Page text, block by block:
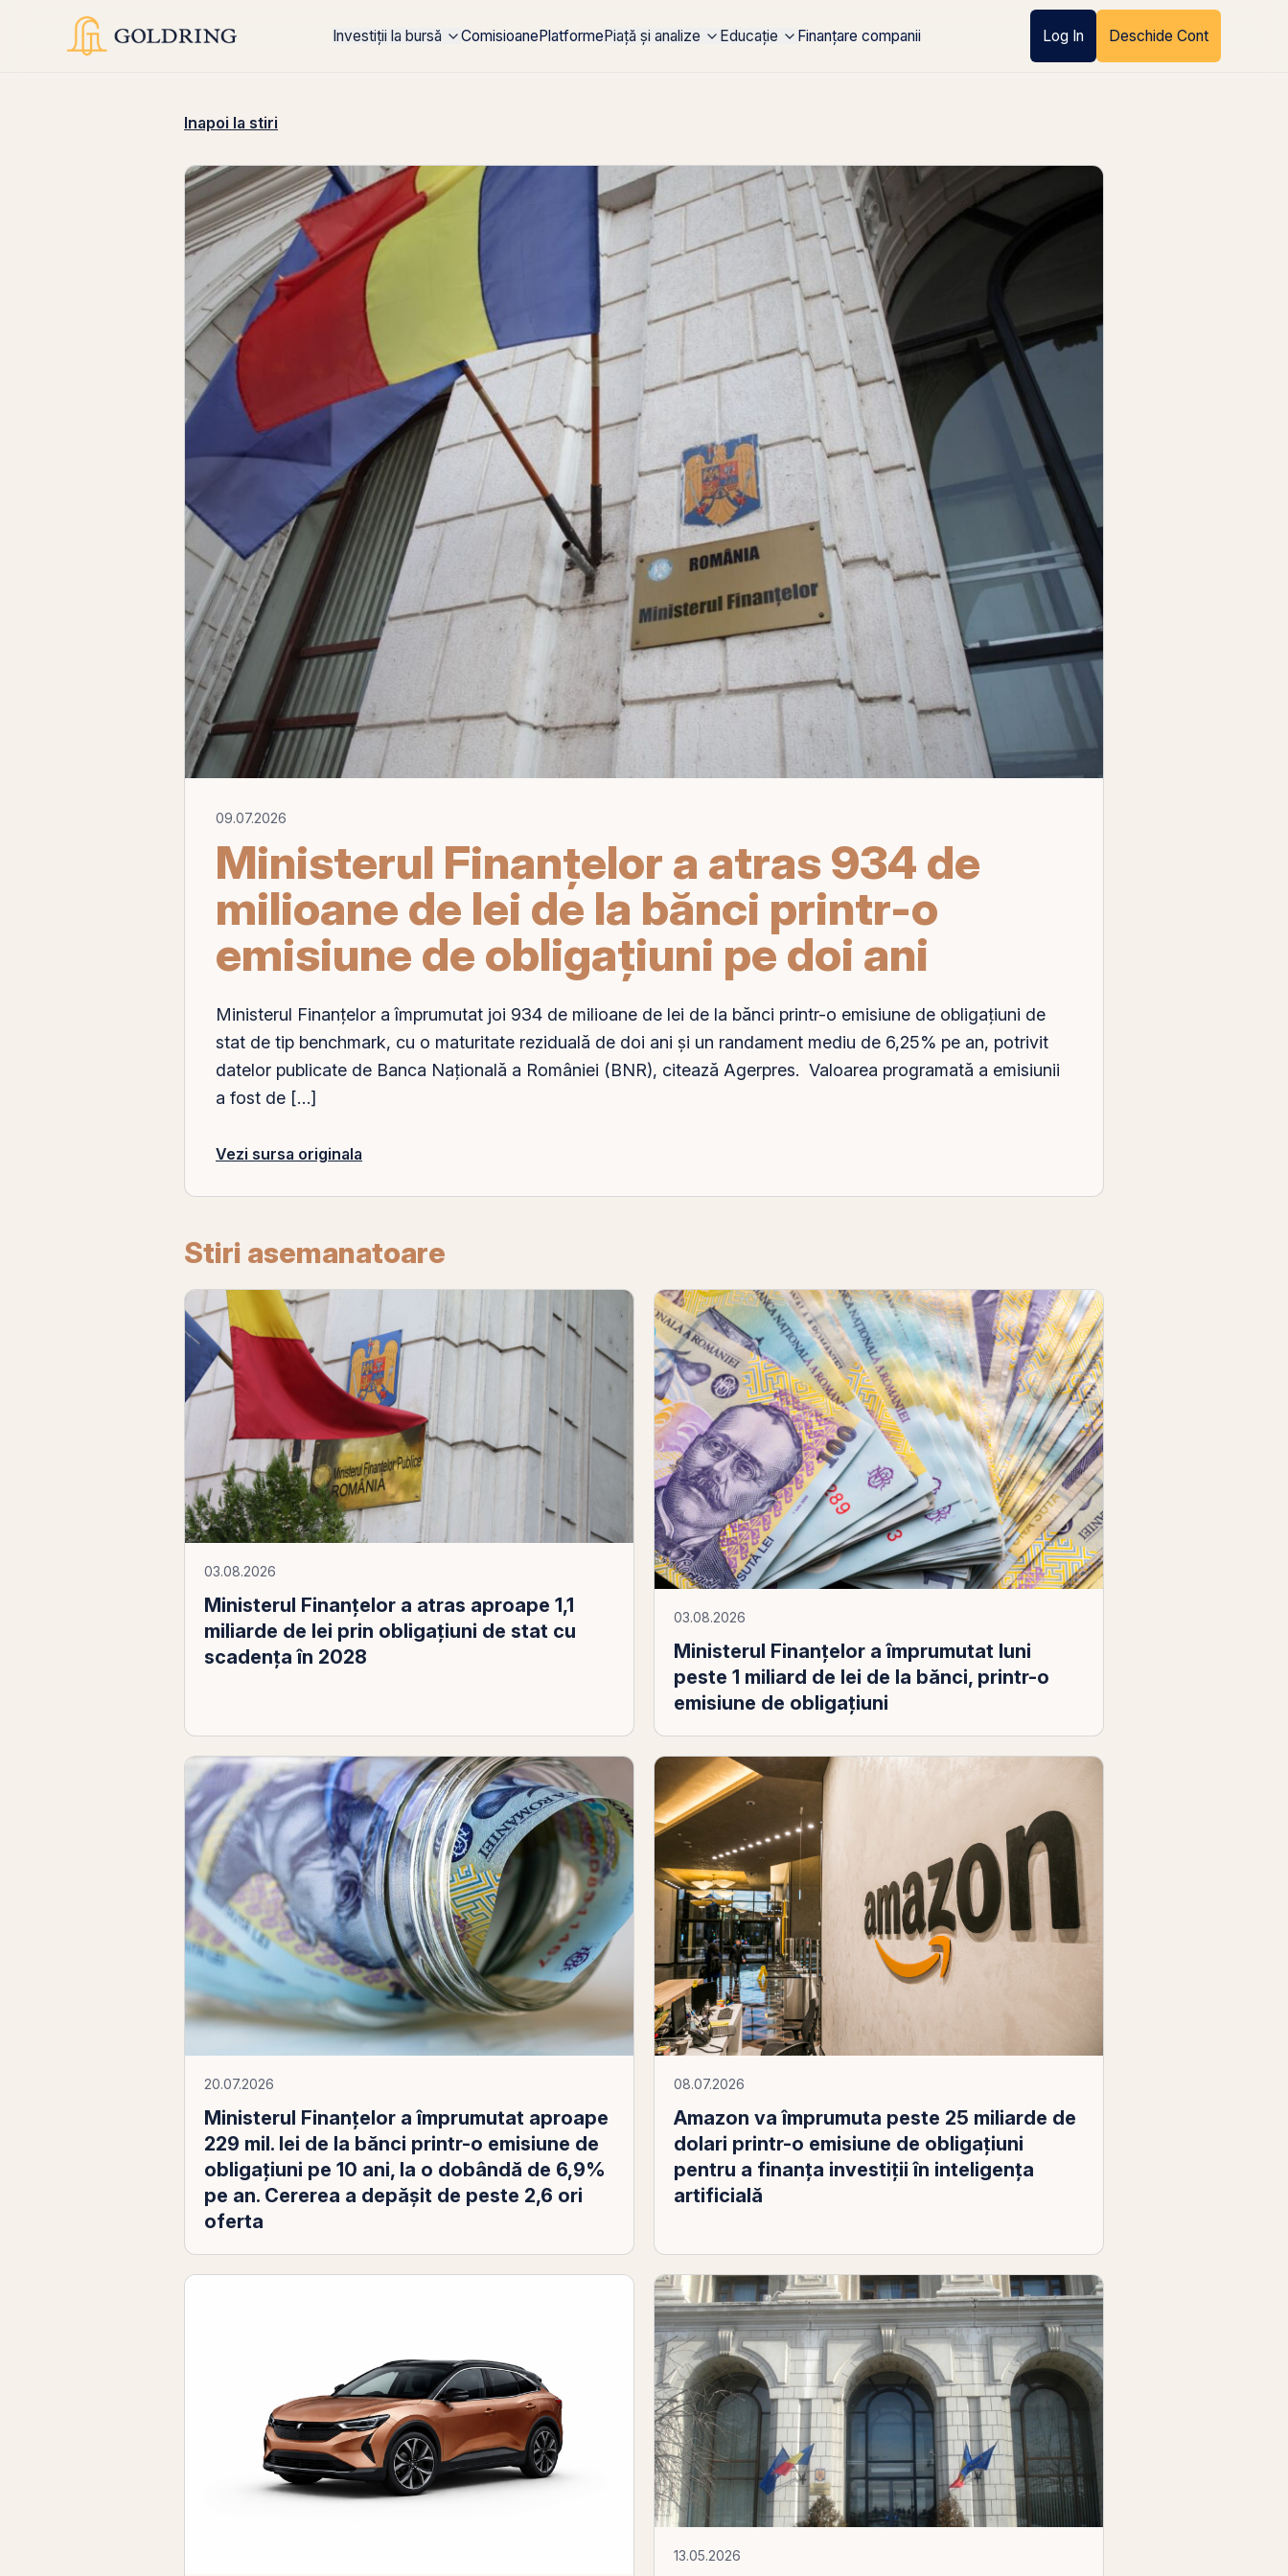
Investiții la bursă ComisioanePlatformePiață și analize Educație Finanțare companii Log In Deschide Cont
Inapoi la stiri
09.07.2026
Ministerul Finanțelor a atras 934 de
milioane de lei de la bănci printr-o
emisiune de obligațiuni pe doi ani
Ministerul Finanțelor a împrumutat joi 934 de milioane de lei de la bănci printr-o emisiune de obligațiuni de
stat de tip benchmark, cu o maturitate reziduală de doi ani și un randament mediu de 6,25% pe an, potrivit
datelor publicate de Banca Națională a României (BNR), citează Agerpres. Valoarea programată a emisiunii
a fost de […]
Vezi sursa originala
Stiri asemanatoare
03.08.2026
Ministerul Finanțelor a atras aproape 1,1
miliarde de lei prin obligațiuni de stat cu
scadența în 2028
03.08.2026
Ministerul Finanţelor a împrumutat luni
peste 1 miliard de lei de la bănci, printr-o
emisiune de obligaţiuni
20.07.2026
Ministerul Finanţelor a împrumutat aproape
229 mil. lei de la bănci printr-o emisiune de
obligaţiuni pe 10 ani, la o dobândă de 6,9%
pe an. Cererea a depăşit de peste 2,6 ori
oferta
08.07.2026
Amazon va împrumuta peste 25 miliarde de
dolari printr-o emisiune de obligațiuni
pentru a finanța investiții în inteligența
artificială
13.05.2026